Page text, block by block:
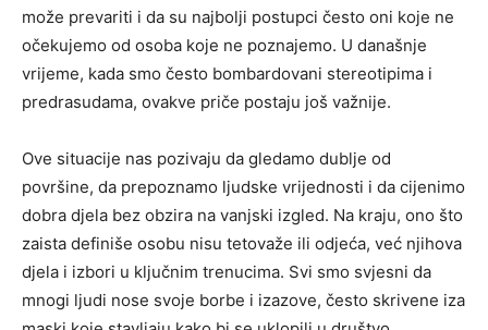
može prevariti i da su najbolji postupci često oni koje ne
očekujemo od osoba koje ne poznajemo. U današnje
vrijeme, kada smo često bombardovani stereotipima i
predrasudama, ovakve priče postaju još važnije.
Ove situacije nas pozivaju da gledamo dublje od
površine, da prepoznamo ljudske vrijednosti i da cijenimo
dobra djela bez obzira na vanjski izgled. Na kraju, ono što
zaista definiše osobu nisu tetovaže ili odjeća, već njihova
djela i izbori u ključnim trenucima. Svi smo svjesni da
mnogi ljudi nose svoje borbe i izazove, često skrivene iza